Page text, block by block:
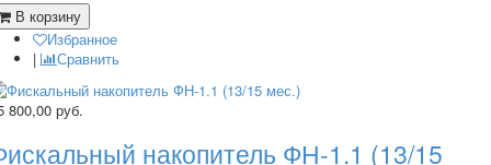
В корзину
Избранное
|
Сравнить
800,00 руб.
накопитель ФН-1.1 (13/15